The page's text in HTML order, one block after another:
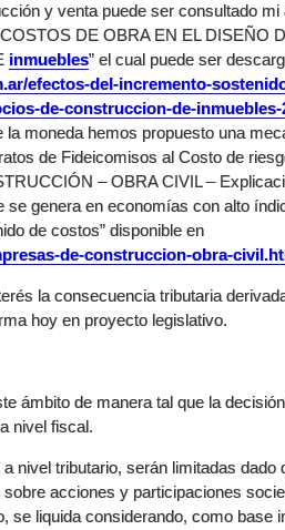
y venta puede ser consultado
DE OBRA EN EL DISEÑO
inmuebles” el cual puede ser
efectos-del-incremento-
de-construccion-de-
moneda hemos propuesto una
de Fideicomisos al Costo de
– OBRA CIVIL –
se genera en economías con alto
de costos” disponible en
de-construccion-obra-
la consecuencia tributaria
hoy en proyecto legislativo.
ámbito de manera tal que la
nivel fiscal.
nivel tributario, serán limitadas dado
acciones y participaciones
se liquida considerando, como base